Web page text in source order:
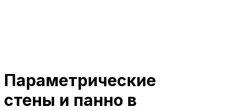
Параметрическая мебель
Параметрические скамейки
Параметрические кресла
Параметрические
стены и панно в